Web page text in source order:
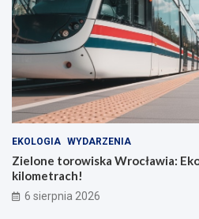
w
ś
ć
d
l
a
b
o
h
t
e
r
ó
EKOLOGIA WYDARZENIA
Zielone torowiska Wrocławia:
kilometrach!
6 sierpnia 2026